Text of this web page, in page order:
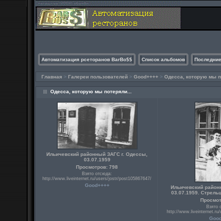
Автоматизация рсеторанов BarBo$$ Список альбомов
Главная > Галереи пользователей > Good++++ > Одесса, которую мы
Одесса, которую мы потеряли...
Ильичевский районный ЗАГС г. Одессы,
03.07.1959
Просмотров: 798
Взято отсюда:
http://www.liveinternet.ru/users/jostr/post105867647/
Good++++
Ильичевский
03.07.1959.
Взято
http://